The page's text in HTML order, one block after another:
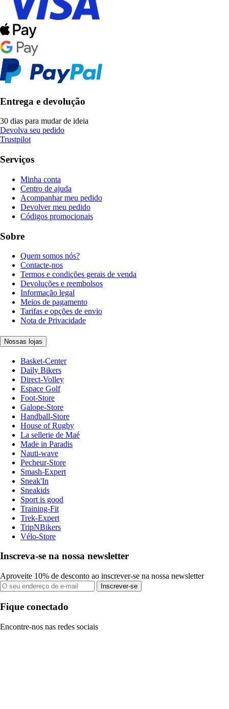
Entrega e devolução
30 dias para mudar de ideia
Devolva seu pedido
Trustpilot
Serviços
Minha conta
Centro de ajuda
Acompanhar meu pedido
Devolver meu pedido
Códigos promocionais
Sobre
Quem somos nós?
Contacte-nos
Termos e condições gerais de venda
Devoluções e reembolsos
Informação legal
Meios de pagamento
Tarifas e opções de envio
Nota de Privacidade
Nossas lojas
Basket-Center
Daily Bikers
Direct-Volley
Espace Golf
Foot-Store
Galope-Store
Handball-Store
House of Rugby
La sellerie de Maé
Made in Paradis
Nauti-wave
Pecheur-Store
Smash-Expert
Sneak'In
Sneakids
Sport is good
Training-Fit
Trek-Expert
TripNBikers
Vélo-Store
Inscreva-se na nossa newsletter
Aproveite 10% de desconto ao inscrever-se na nossa newsletter
Inscrever-se
Fique conectado
Encontre-nos nas redes sociais